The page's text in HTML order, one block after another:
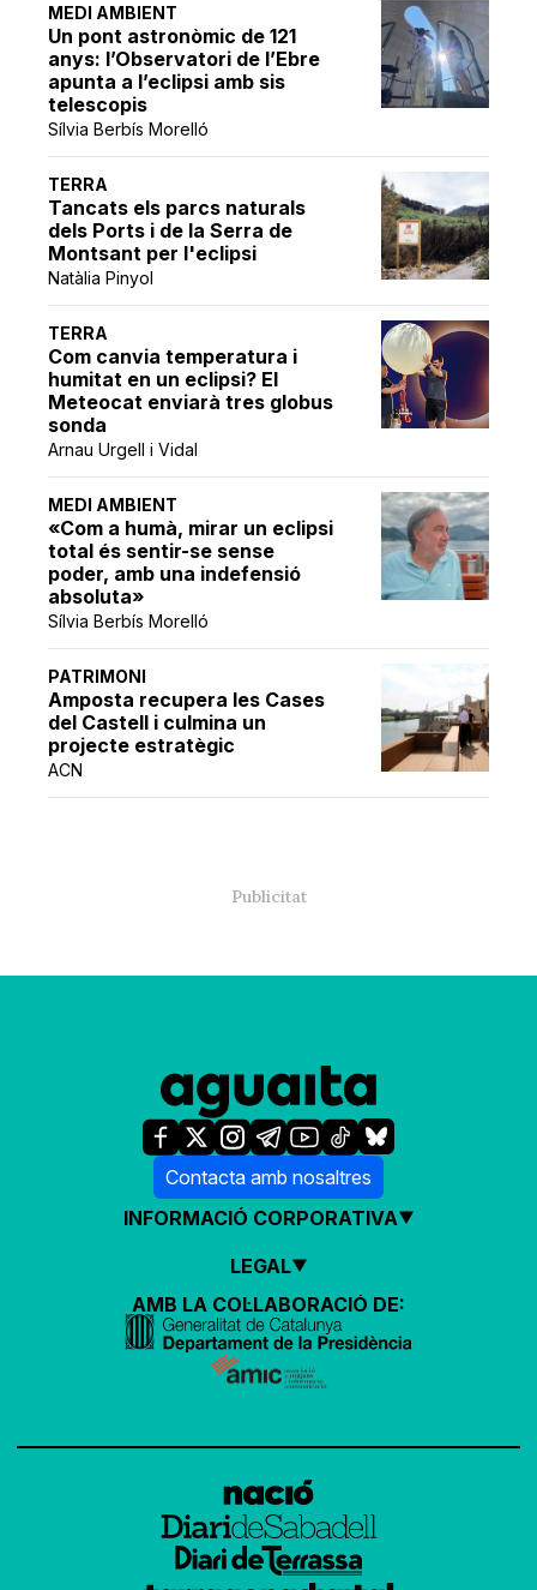
MEDI AMBIENT
Un pont astronòmic de 121
anys: l’Observatori de l’Ebre
apunta a l’eclipsi amb sis
telescopis
Sílvia Berbís Morelló
TERRA
Tancats els parcs naturals
dels Ports i de la Serra de
Montsant per l'eclipsi
Natàlia Pinyol
TERRA
Com canvia temperatura i
humitat en un eclipsi? El
Meteocat enviarà tres globus
sonda
Arnau Urgell i Vidal
MEDI AMBIENT
«Com a humà, mirar un eclipsi
total és sentir-se sense
poder, amb una indefensió
absoluta»
Sílvia Berbís Morelló
PATRIMONI
Amposta recupera les Cases
del Castell i culmina un
projecte estratègic
ACN
Contacta amb nosaltres
INFORMACIÓ CORPORATIVA
LEGAL
AMB LA COL·LABORACIÓ DE: